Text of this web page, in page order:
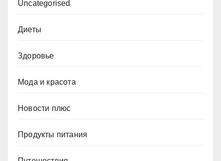
Uncategorised
Диеты
Здоровье
Мода и красота
Новости плюс
Продукты питания